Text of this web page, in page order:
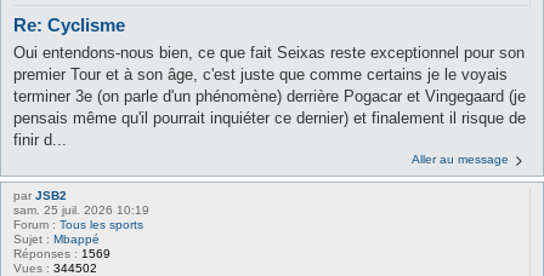
Re: Cyclisme
Oui entendons-nous bien, ce que fait Seixas reste exceptionnel pour son
premier Tour et à son âge, c'est juste que comme certains je le voyais
terminer 3e (on parle d'un phénomène) derrière Pogacar et Vingegaard (je
pensais même qu'il pourrait inquiéter ce dernier) et finalement il risque de
finir d...
Aller au message
par JSB2
sam. 25 juil. 2026 10:19
Forum : Tous les sports
Sujet : Mbappé
Réponses : 1569
Vues : 344502